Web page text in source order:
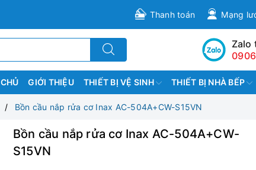
Thanh toán Mạng
Zalo
GIỚI THIỆU THIẾT BỊ VỆ SINH THIẾT BỊ NHÀ BẾP
Bồn cầu nắp rửa cơ Inax AC-504A+CW-S15VN
Bồn cầu nắp rửa cơ Inax AC-504A+CW-
S15VN